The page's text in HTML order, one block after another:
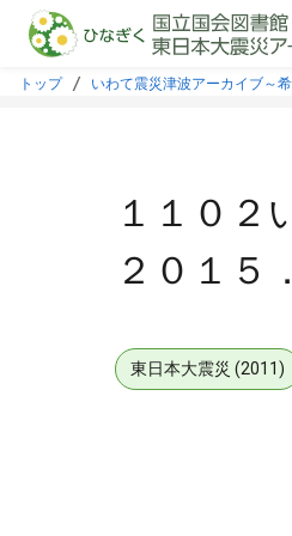
本文に飛ぶ
トップ いわて震災津波アーカイブ～
１１０２
２０１５
東日本大震災 (2011)